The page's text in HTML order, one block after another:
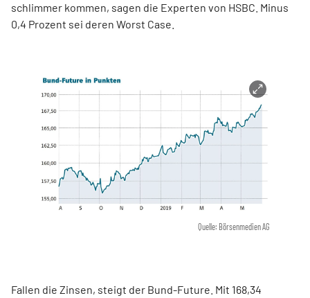
schlimmer kommen, sagen die Experten von HSBC. Minus
0,4 Prozent sei deren Worst Case.
Quelle: Börsenmedien AG
Fallen die Zinsen, steigt der Bund-Future. Mit 168,34